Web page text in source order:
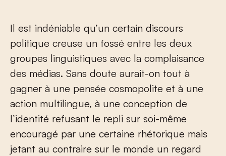
Il est indéniable qu’un certain discours
politique creuse un fossé entre les deux
groupes linguistiques avec la complaisance
des médias. Sans doute aurait-on tout à
gagner à une pensée cosmopolite et à une
action multilingue, à une conception de
l’identité refusant le repli sur soi-même
encouragé par une certaine rhétorique mais
jetant au contraire sur le monde un regard